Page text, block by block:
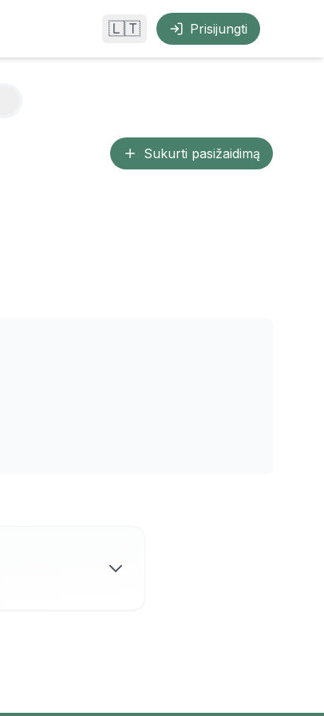
🇱🇹 Prisijungti
Sukurti pasižaidimą